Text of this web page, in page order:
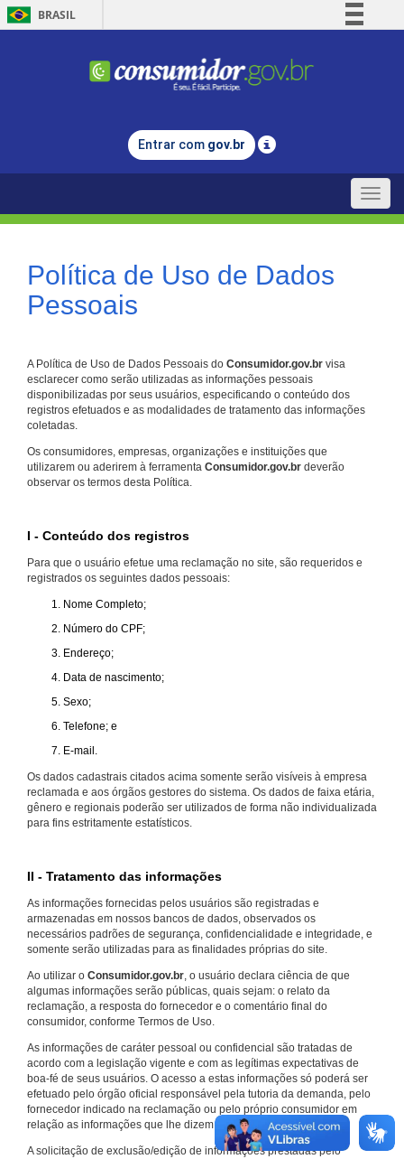
BRASIL
Comunica BR
Legislação
Entrar com gov.br
Toggle
Política de Uso de Dados
Pessoais
A Política de Uso de Dados Pessoais do Consumidor.gov.br visa
esclarecer como serão utilizadas as informações pessoais
disponibilizadas por seus usuários, especificando o conteúdo dos
registros efetuados e as modalidades de tratamento das informações
coletadas.
Os consumidores, empresas, organizações e instituições que
utilizarem ou aderirem à ferramenta Consumidor.gov.br deverão
observar os termos desta Política.
I - Conteúdo dos registros
Para que o usuário efetue uma reclamação no site, são requeridos e
registrados os seguintes dados pessoais:
Nome Completo;
Número do CPF;
Endereço;
Data de nascimento;
Sexo;
Telefone; e
E-mail.
Os dados cadastrais citados acima somente serão visíveis à empresa
reclamada e aos órgãos gestores do sistema. Os dados de faixa etária,
gênero e regionais poderão ser utilizados de forma não individualizada
para fins estritamente estatísticos.
II - Tratamento das informações
As informações fornecidas pelos usuários são registradas e
armazenadas em nossos bancos de dados, observados os
necessários padrões de segurança, confidencialidade e integridade, e
somente serão utilizadas para as finalidades próprias do site.
Ao utilizar o Consumidor.gov.br, o usuário declara ciência de que
algumas informações serão públicas, quais sejam: o relato da
reclamação, a resposta do fornecedor e o comentário final do
consumidor, conforme Termos de Uso.
As informações de caráter pessoal ou confidencial são tratadas de
acordo com a legislação vigente e com as legítimas expectativas de
boa-fé de seus usuários. O acesso a estas informações só poderá ser
efetuado pelo órgão oficial responsável pela tutoria da demanda, pelo
fornecedor indicado na reclamação ou pelo próprio consumidor em
relação as informações que lhe dizem respeito.
A solicitação de exclusão/edição de informações prestadas pelo